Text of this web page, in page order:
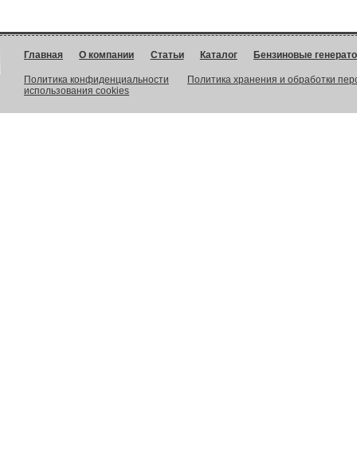
Главная О компании Статьи Каталог Бензиновые
Политика конфиденциальности
Политика хранения и обработки
использования cookies